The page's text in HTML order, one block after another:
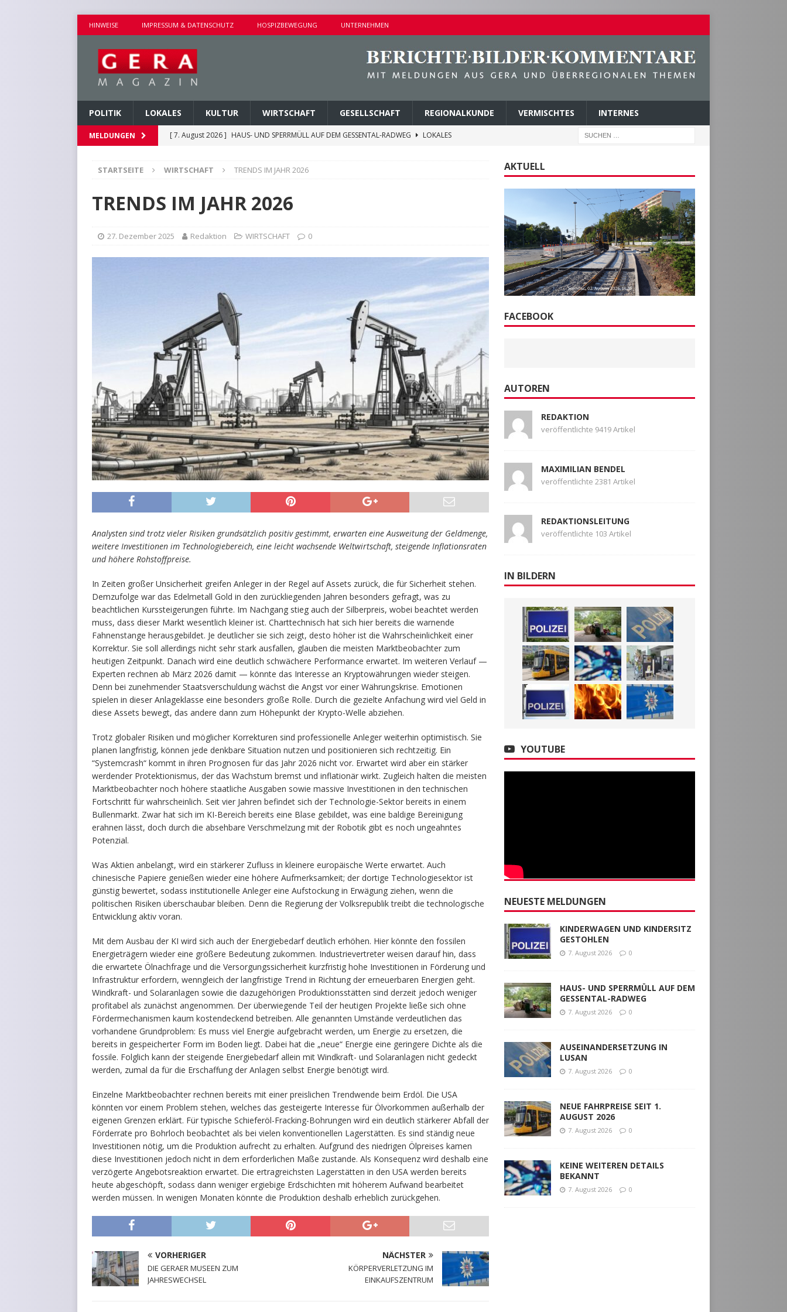
HINWEISE IMPRESSUM & DATENSCHUTZ HOSPIZBEWEGUNG UNTERNEHMEN
POLITIK LOKALES KULTUR WIRTSCHAFT GESELLSCHAFT REGIONALKUNDE VERMISCHTES INTERNES
MELDUNGEN [ 7. August 2026 ] HAUS- UND SPERRMÜLL AUF DEM GESSENTAL-RADWEG
LOKALES
[ 7. August 2026 ]
NEUE FAHRPREISE SEIT 1. AUGUST 2026
[ 7. August 2026 ]
KEINE WEITEREN DETAILS BEKANNT
[ 7. August 2026 ]
STARTSEITE WIRTSCHAFT TRENDS IM JAHR 2026
TRENDS IM JAHR 2026
27. Dezember 2025 Redaktion WIRTSCHAFT 0
Analysten sind trotz vieler Risiken grundsätzlich positiv gestimmt, erwarten eine Ausweitung der Geldmenge,
weitere Investitionen im Technologiebereich, eine leicht wachsende Weltwirtschaft, steigende Inflationsraten
und höhere Rohstoffpreise.
In Zeiten großer Unsicherheit greifen Anleger in der Regel auf Assets zurück, die für Sicherheit stehen.
Demzufolge war das Edelmetall Gold in den zurückliegenden Jahren besonders gefragt, was zu
beachtlichen Kurssteigerungen führte. Im Nachgang stieg auch der Silberpreis, wobei beachtet werden
muss, dass dieser Markt wesentlich kleiner ist. Charttechnisch hat sich hier bereits die warnende
Fahnenstange herausgebildet. Je deutlicher sie sich zeigt, desto höher ist die Wahrscheinlichkeit einer
Korrektur. Sie soll allerdings nicht sehr stark ausfallen, glauben die meisten Marktbeobachter zum
heutigen Zeitpunkt. Danach wird eine deutlich schwächere Performance erwartet. Im weiteren Verlauf —
Experten rechnen ab März 2026 damit — könnte das Interesse an Kryptowährungen wieder steigen.
Denn bei zunehmender Staatsverschuldung wächst die Angst vor einer Währungskrise. Emotionen
spielen in dieser Anlageklasse eine besonders große Rolle. Durch die gezielte Anfachung wird viel Geld in
diese Assets bewegt, das andere dann zum Höhepunkt der Krypto-Welle abziehen.
Trotz globaler Risiken und möglicher Korrekturen sind professionelle Anleger weiterhin optimistisch. Sie
planen langfristig, können jede denkbare Situation nutzen und positionieren sich rechtzeitig. Ein
“Systemcrash“ kommt in ihren Prognosen für das Jahr 2026 nicht vor. Erwartet wird aber ein stärker
werdender Protektionismus, der das Wachstum bremst und inflationär wirkt. Zugleich halten die meisten
Marktbeobachter noch höhere staatliche Ausgaben sowie massive Investitionen in den technischen
Fortschritt für wahrscheinlich. Seit vier Jahren befindet sich der Technologie-Sektor bereits in einem
Bullenmarkt. Zwar hat sich im KI-Bereich bereits eine Blase gebildet, was eine baldige Bereinigung
erahnen lässt, doch durch die absehbare Verschmelzung mit der Robotik gibt es noch ungeahntes
Potenzial.
Was Aktien anbelangt, wird ein stärkerer Zufluss in kleinere europäische Werte erwartet. Auch
chinesische Papiere genießen wieder eine höhere Aufmerksamkeit; der dortige Technologiesektor ist
günstig bewertet, sodass institutionelle Anleger eine Aufstockung in Erwägung ziehen, wenn die
politischen Risiken überschaubar bleiben. Denn die Regierung der Volksrepublik treibt die technologische
Entwicklung aktiv voran.
Mit dem Ausbau der KI wird sich auch der Energiebedarf deutlich erhöhen. Hier könnte den fossilen
Energieträgern wieder eine größere Bedeutung zukommen. Industrievertreter weisen darauf hin, dass
die erwartete Ölnachfrage und die Versorgungssicherheit kurzfristig hohe Investitionen in Förderung und
Infrastruktur erfordern, wenngleich der langfristige Trend in Richtung der erneuerbaren Energien geht.
Windkraft- und Solaranlagen sowie die dazugehörigen Produktionsstätten sind derzeit jedoch weniger
profitabel als zunächst angenommen. Der überwiegende Teil der heutigen Projekte ließe sich ohne
Fördermechanismen kaum kostendeckend betreiben. Alle genannten Umstände verdeutlichen das
vorhandene Grundproblem: Es muss viel Energie aufgebracht werden, um Energie zu ersetzen, die
bereits in gespeicherter Form im Boden liegt. Dabei hat die „neue“ Energie eine geringere Dichte als die
fossile. Folglich kann der steigende Energiebedarf allein mit Windkraft- und Solaranlagen nicht gedeckt
werden, zumal da für die Erschaffung der Anlagen selbst Energie benötigt wird.
Einzelne Marktbeobachter rechnen bereits mit einer preislichen Trendwende beim Erdöl. Die USA
könnten vor einem Problem stehen, welches das gesteigerte Interesse für Ölvorkommen außerhalb der
eigenen Grenzen erklärt. Für typische Schieferöl-Fracking-Bohrungen wird ein deutlich stärkerer Abfall der
Förderrate pro Bohrloch beobachtet als bei vielen konventionellen Lagerstätten. Es sind ständig neue
Investitionen nötig, um die Produktion aufrecht zu erhalten. Aufgrund des niedrigen Ölpreises kamen
diese Investitionen jedoch nicht in dem erforderlichen Maße zustande. Als Konsequenz wird deshalb eine
verzögerte Angebotsreaktion erwartet. Die ertragreichsten Lagerstätten in den USA werden bereits
heute abgeschöpft, sodass dann weniger ergiebige Erdschichten mit höherem Aufwand bearbeitet
werden müssen. In wenigen Monaten könnte die Produktion deshalb erheblich zurückgehen.
VORHERIGER
DIE GERAER MUSEEN ZUM
JAHRESWECHSEL
NÄCHSTER
KÖRPERVERLETZUNG IM
EINKAUFSZENTRUM
AKTUELL
FACEBOOK
AUTOREN
REDAKTION
veröffentlichte 9419 Artikel
MAXIMILIAN BENDEL
veröffentlichte 2381 Artikel
REDAKTIONSLEITUNG
veröffentlichte 103 Artikel
IN BILDERN
YOUTUBE
NEUESTE MELDUNGEN
KINDERWAGEN UND KINDERSITZ
GESTOHLEN
7. August 2026 0
HAUS- UND SPERRMÜLL AUF DEM
GESSENTAL-RADWEG
7. August 2026 0
AUSEINANDERSETZUNG IN
LUSAN
7. August 2026 0
NEUE FAHRPREISE SEIT 1.
AUGUST 2026
7. August 2026 0
KEINE WEITEREN DETAILS
BEKANNT
7. August 2026 0